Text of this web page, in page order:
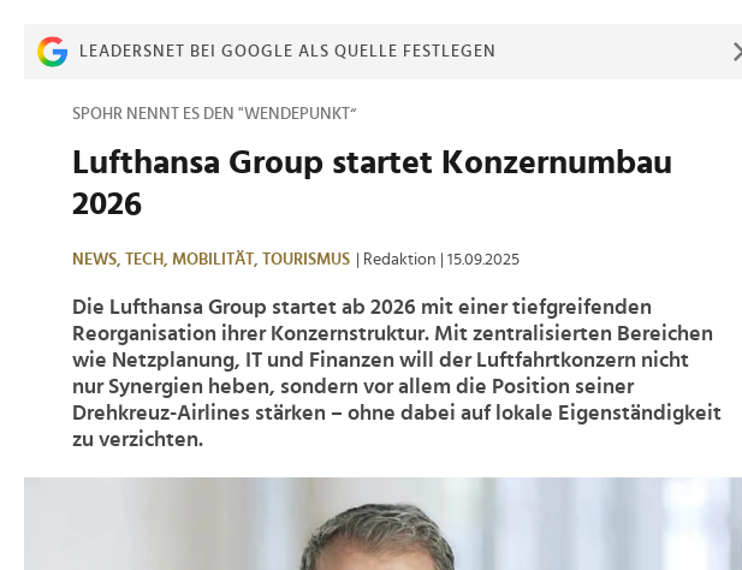
LEADERSNET BEI GOOGLE ALS QUELLE FESTLEGEN
SPOHR NENNT ES DEN "WENDEPUNKT“
Lufthansa Group startet Konzernumbau
2026
NEWS, TECH, MOBILITÄT, TOURISMUS | Redaktion | 15.09.2025
Die Lufthansa Group startet ab 2026 mit einer tiefgreifenden
Reorganisation ihrer Konzernstruktur. Mit zentralisierten Bereichen
wie Netzplanung, IT und Finanzen will der Luftfahrtkonzern nicht
nur Synergien heben, sondern vor allem die Position seiner
Drehkreuz-Airlines stärken – ohne dabei auf lokale Eigenständigkeit
zu verzichten.